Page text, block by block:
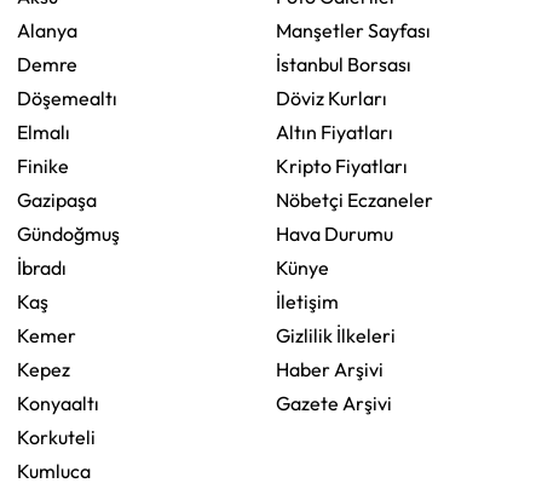
Alanya
Demre
Döşemealtı
Elmalı
Finike
Gazipaşa
Gündoğmuş
İbradı
Kaş
Kemer
Kepez
Konyaaltı
Korkuteli
Kumluca
Manşetler Sayfası
İstanbul Borsası
Döviz Kurları
Altın Fiyatları
Kripto Fiyatları
Nöbetçi Eczaneler
Hava Durumu
Künye
İletişim
Gizlilik İlkeleri
Haber Arşivi
Gazete Arşivi